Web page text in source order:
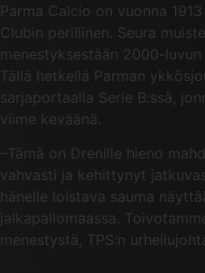
Parma Calcio on vuonna
Clubin perillinen. Seura
menestyksestään 2000-
Tällä hetkellä Parman
sarjaportaalla Serie B:ssä,
viime keväänä.
–Tämä on Drenille hieno
vahvasti ja kehittynyt
hänelle loistava sauma
jalkapallomaassa.
menestystä, TPS:n